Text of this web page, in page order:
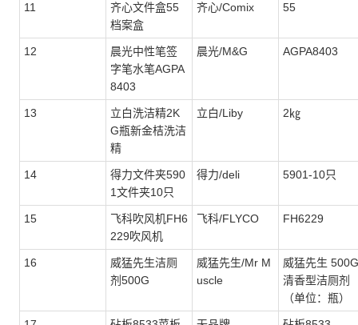
11
齐心文件盒55
档案盒
齐心/Comix 55
12
晨光中性笔签
字笔水笔AGPA
8403
晨光/M&G AGPA8403
13
立白洗洁精2K
G瓶新金桔洗洁
精
立白/Liby 2㎏
14
得力文件夹590
1文件夹10只
得力/deli 5901-10只
15
飞科吹风机FH6
229吹风机
飞科/FLYCO FH6229
16
威猛先生洁厕
剂500G
威猛先生/Mr M
uscle
威猛先生 500G
清香型洁厕剂
（单位：瓶）